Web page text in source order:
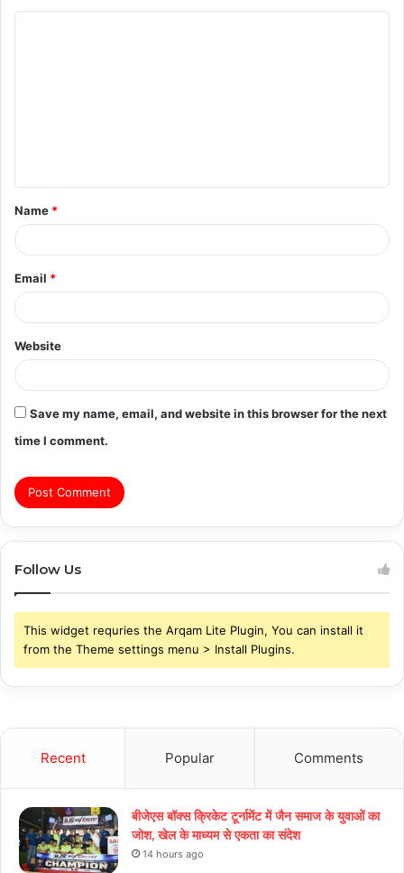
t
*
Name *
Email *
Website
Save my name, email, and website in this browser for the next
time I comment.
Follow Us
This widget requries the Arqam Lite Plugin, You can install it
from the Theme settings menu > Install Plugins.
Recent Popular Comments
बीजेएस बॉक्स क्रिकेट टूर्नामेंट में जैन समाज के युवाओं का
जोश, खेल के माध्यम से एकता का संदेश
14 hours ago